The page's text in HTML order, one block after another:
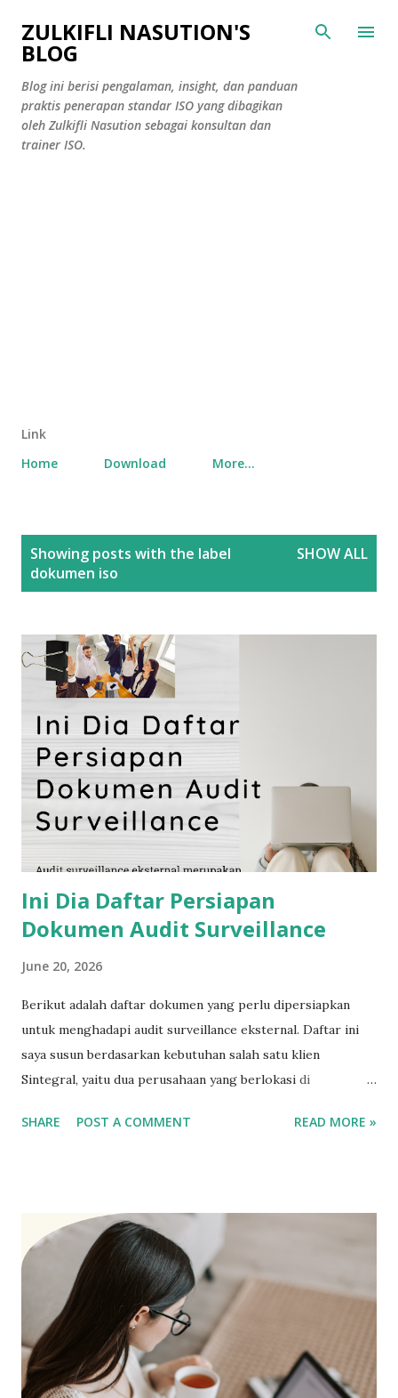
Skip to main content
ZULKIFLI NASUTION'S
BLOG
Blog ini berisi pengalaman, insight, dan panduan
praktis penerapan standar ISO yang dibagikan
oleh Zulkifli Nasution sebagai konsultan dan
trainer ISO.
Link
Home
Download More…
Showing posts with the label
dokumen iso
SHOW ALL
Ini Dia Daftar Persiapan
Dokumen Audit Surveillance
June 20, 2026
Berikut adalah daftar dokumen yang perlu dipersiapkan
untuk menghadapi audit surveillance eksternal. Daftar ini
saya susun berdasarkan kebutuhan salah satu klien
Sintegral, yaitu dua perusahaan yang berlokasi di
mempersiapkan proses audit. isu internal dan eksternal.
Struktur organisasi, SK Tim ISO, dan uraian jabatan ( Job
Description ). Register risiko dan peluang mutu. Sasaran
mutu beserta monitoring pencapaiannya. SOP Manajemen
Perubahan dan formulir perubahan. SOP Pelatihan,
program pelatihan, matriks kompetensi, serta evaluasi
efektivitas pelatihan. Formulir dan bukti perawatan sarana
dan prasarana (gedung, genset, AC, kendaraan, dan lain-lain).
SHARE POST A COMMENT READ MORE »